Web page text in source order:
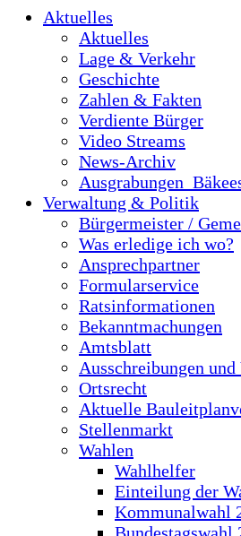
Aktuelles
Aktuelles
Lage & Verkehr
Geschichte
Zahlen & Fakten
Verdiente Bürger
Video Streams
News-Archiv
Verwaltung & Politik
Bürgermeister /
Was erledige ich wo?
Ansprechpartner
Formularservice
Ratsinformationen
Bekanntmachungen
Amtsblatt
Ausschreibungen und
Ortsrecht
Aktuelle
Stellenmarkt
Wahlen
Wahlhelfer
Einteilung der
Kommunalwahl